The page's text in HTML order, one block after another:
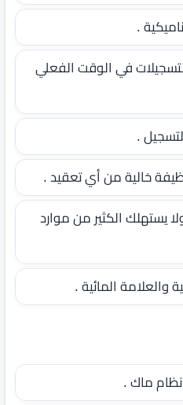
.
في الوقت الفعلي
.
خالية من أي تعقيد .
يستهلك الكثير من موارد
والعلامة المائية .
نظام ماك .